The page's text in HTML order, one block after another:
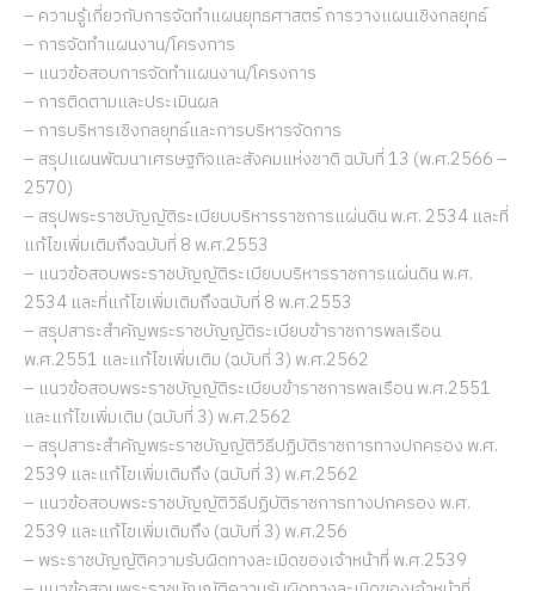
– ความรู้เกี่ยวกับการจัดทำแผนยุทธศาสตร์ การวางแผนเชิงกลยุทธ์
– การจัดทำแผนงาน/โครงการ
– แนวข้อสอบการจัดทำแผนงาน/โครงการ
– การติดตามและประเมินผล
– การบริหารเชิงกลยุทธ์และการบริหารจัดการ
– สรุปแผนพัฒนาเศรษฐกิจและสังคมแห่งชาติ ฉบับที่ 13 (พ.ศ.2566 –
2570)
– สรุปพระราชบัญญัติระเบียบบริหารราชการแผ่นดิน พ.ศ. 2534 และที่
แก้ไขเพิ่มเติมถึงฉบับที่ 8 พ.ศ.2553
– แนวข้อสอบพระราชบัญญัติระเบียบบริหารราชการแผ่นดิน พ.ศ.
2534 และที่แก้ไขเพิ่มเติมถึงฉบับที่ 8 พ.ศ.2553
– สรุปสาระสำคัญพระราชบัญญัติระเบียบข้าราชการพลเรือน
พ.ศ.2551 และแก้ไขเพิ่มเติม (ฉบับที่ 3) พ.ศ.2562
– แนวข้อสอบพระราชบัญญัติระเบียบข้าราชการพลเรือน พ.ศ.2551
และแก้ไขเพิ่มเติม (ฉบับที่ 3) พ.ศ.2562
– สรุปสาระสำคัญพระราชบัญญัติวิธีปฏิบัติราชการทางปกครอง พ.ศ.
2539 และแก้ไขเพิ่มเติมถึง (ฉบับที่ 3) พ.ศ.2562
– แนวข้อสอบพระราชบัญญัติวิธีปฏิบัติราชการทางปกครอง พ.ศ.
2539 และแก้ไขเพิ่มเติมถึง (ฉบับที่ 3) พ.ศ.256
– พระราชบัญญัติความรับผิดทางละเมิดของเจ้าหน้าที่ พ.ศ.2539